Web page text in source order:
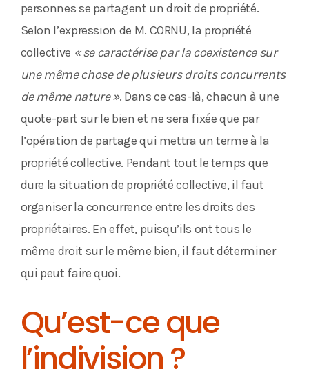
personnes se partagent un droit de propriété.
Selon l’expression de M. CORNU, la propriété
collective « se caractérise par la coexistence sur
une même chose de plusieurs droits concurrents
de même nature ». Dans ce cas-là, chacun à une
quote-part sur le bien et ne sera fixée que par
l’opération de partage qui mettra un terme à la
propriété collective. Pendant tout le temps que
dure la situation de propriété collective, il faut
organiser la concurrence entre les droits des
propriétaires. En effet, puisqu’ils ont tous le
même droit sur le même bien, il faut déterminer
qui peut faire quoi.
Qu’est-ce que
l’indivision ?